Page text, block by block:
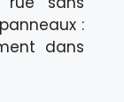
:
dans